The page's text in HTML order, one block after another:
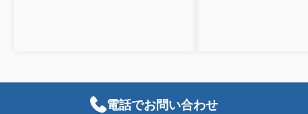
電話でお問い合わせ